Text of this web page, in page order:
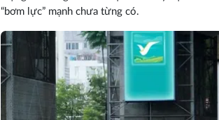
“bơm lực” mạnh chưa từng có.